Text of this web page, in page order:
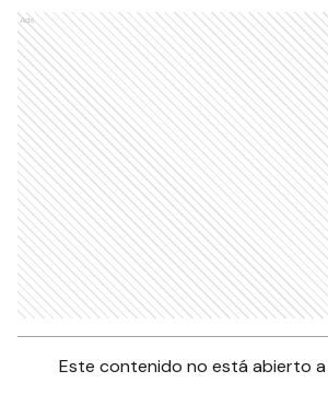
Ads
Este contenido no está abierto